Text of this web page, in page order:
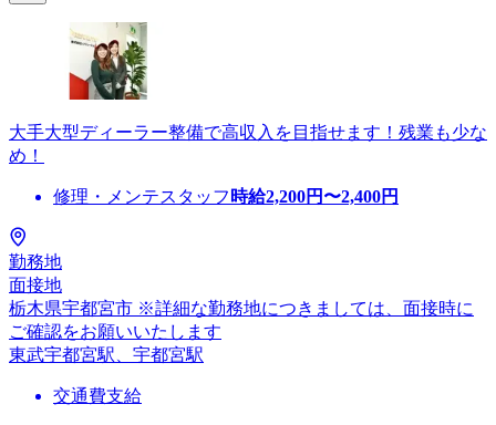
大手大型ディーラー整備で高収入を目指せます！残業も少な
め！
修理・メンテスタッフ 時給2,200円〜2,400円
勤務地
面接地
栃木県宇都宮市 ※詳細な勤務地につきましては、面接時に
ご確認をお願いいたします
東武宇都宮駅、宇都宮駅
交通費支給